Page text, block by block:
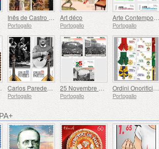
Inês de Castro – 700º compleanno
Portogallo
Art déco
Portogallo
Arte Contemporanea Portoghese - 2a Serie
Portogallo
Nascita Carlos Paredes - 1925-2025
Portogallo
25 Novembre 1975 - 50 Anni
Portogallo
Ordini Onorifici Portoghesi
Portogallo